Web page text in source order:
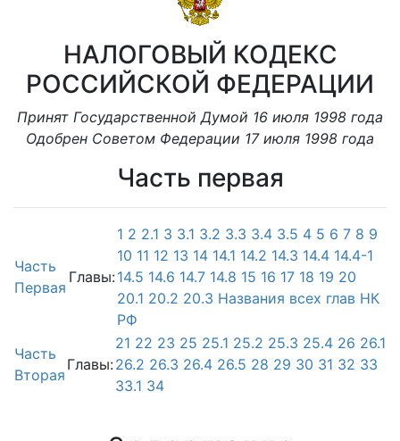
НАЛОГОВЫЙ КОДЕКС
РОССИЙСКОЙ ФЕДЕРАЦИИ
Принят Государственной Думой 16 июля 1998 года
Одобрен Советом Федерации 17 июля 1998 года
Часть первая
Часть
Первая
Главы:
1 2 2.1 3 3.1 3.2 3.3 3.4 3.5 4 5 6 7 8 9
10 11 12 13 14 14.1 14.2 14.3 14.4 14.4-1
14.5 14.6 14.7 14.8 15 16 17 18 19 20
20.1 20.2 20.3 Названия всех глав НК
РФ
Часть
Вторая
Главы:
21 22 23 25 25.1 25.2 25.3 25.4 26 26.1
26.2 26.3 26.4 26.5 28 29 30 31 32 33
33.1 34